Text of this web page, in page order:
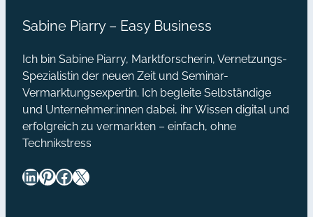
Sabine Piarry – Easy Business
Ich bin Sabine Piarry, Marktforscherin, Vernetzungs-
Spezialistin der neuen Zeit und Seminar-
Vermarktungsexpertin. Ich begleite Selbständige
und Unternehmer:innen dabei, ihr Wissen digital und
erfolgreich zu vermarkten – einfach, ohne
Technikstress
LinkedIn Pinterest Facebook X